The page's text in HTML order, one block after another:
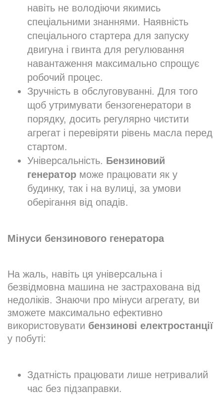
навіть не володіючи якимись
спеціальними знаннями. Наявність
спеціального стартера для запуску
двигуна і гвинта для регулювання
навантаження максимально спрощує
робочий процес.
Зручність в обслуговуванні. Для того
щоб утримувати бензогенератори в
порядку, досить регулярно чистити
агрегат і перевіряти рівень масла перед
стартом.
Універсальність. Бензиновий
генератор може працювати як у
будинку, так і на вулиці, за умови
оберігання від опадів.
Мінуси бензинового генератора
На жаль, навіть ця універсальна і
безвідмовна машина не застрахована від
недоліків. Знаючи про мінуси агрегату, ви
зможете максимально ефективно
використовувати бензинові електростанції
у побуті:
Здатність працювати лише нетривалий
час без підзаправки.